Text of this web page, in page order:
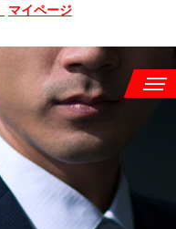
マイページ